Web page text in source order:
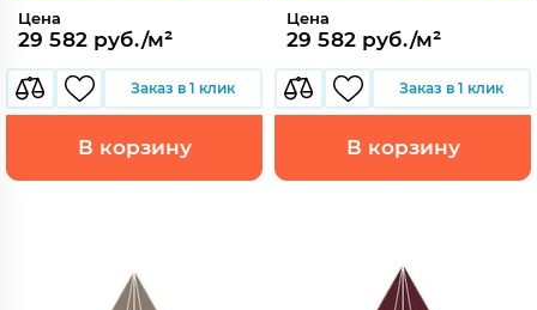
Цена
29 582 руб./м²
Заказ в 1 клик
В корзину
Цена
29 582 руб./м²
Заказ в 1 клик
В корзину